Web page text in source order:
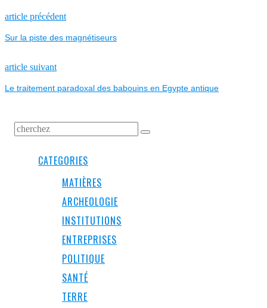
NAVIGATION
DE
L’ARTICLE
article précédentPrevious
Sur la piste des magnétiseurs
article suivantNext
Le traitement paradoxal des babouins en Egypte antique
CATEGORIES
MATIÈRES
ARCHEOLOGIE
INSTITUTIONS
ENTREPRISES
POLITIQUE
SANTÉ
TERRE